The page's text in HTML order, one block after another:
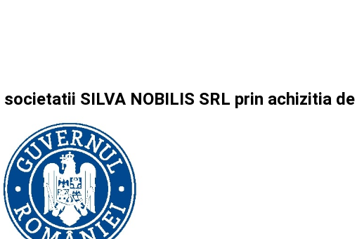
SILVA NOBILIS SRL prin achizitia